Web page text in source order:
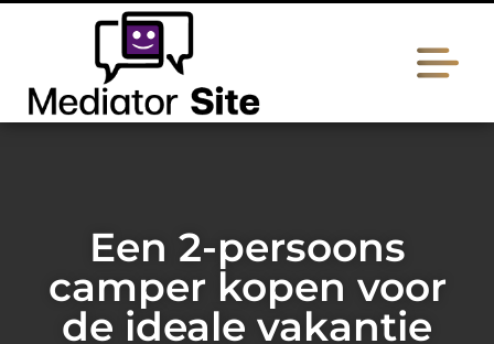
Een 2-persoons
camper kopen voor
de ideale vakantie